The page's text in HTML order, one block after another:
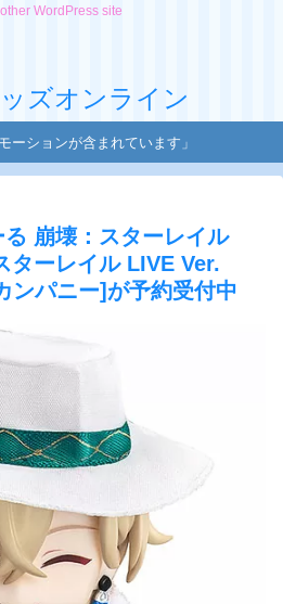
WordPress site
ズオンライン
ーションが含まれています」
崩壊：スターレイル
ターレイル LIVE Ver.
ンパニー]が予約受付中